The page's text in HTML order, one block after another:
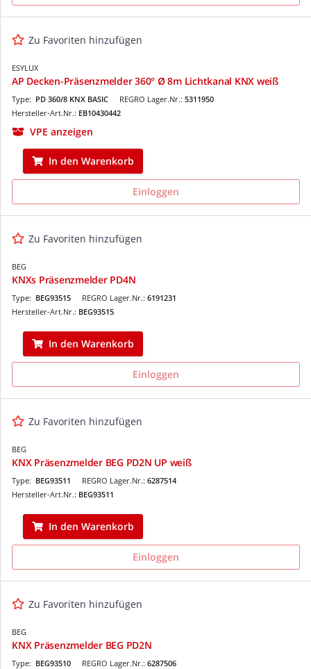
Zu Favoriten hinzufügen
ESYLUX
AP Decken-Präsenzmelder 360° Ø 8m Lichtkanal KNX weiß
REGRO Lager.Nr.: 5311950
Type: PD 360/8 KNX BASIC
Hersteller-Art.Nr.: EB10430442
VPE anzeigen
In den Warenkorb
Einloggen
Zu Favoriten hinzufügen
BEG
KNXs Präsenzmelder PD4N
REGRO Lager.Nr.: 6191231
Type: BEG93515
Hersteller-Art.Nr.: BEG93515
In den Warenkorb
Einloggen
Zu Favoriten hinzufügen
BEG
KNX Präsenzmelder BEG PD2N UP weiß
REGRO Lager.Nr.: 6287514
Type: BEG93511
Hersteller-Art.Nr.: BEG93511
In den Warenkorb
Einloggen
Zu Favoriten hinzufügen
BEG
KNX Präsenzmelder BEG PD2N
REGRO Lager.Nr.: 6287506
Type: BEG93510